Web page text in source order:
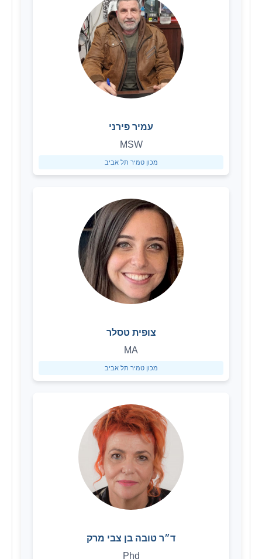
עמיר פירני
MSW
מכון טמיר תל אביב
צופית טסלר
MA
מכון טמיר תל אביב
ד״ר טובה בן צבי מרק
Phd